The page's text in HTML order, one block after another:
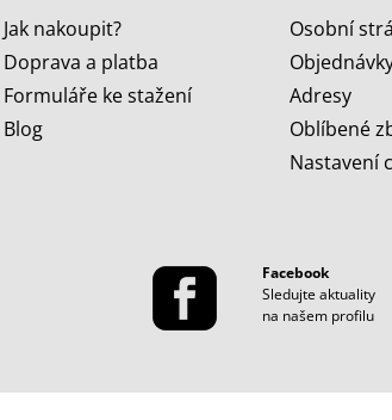
Jak nakoupit?
Doprava a platba
Formuláře ke stažení
Blog
Osobní
Adresy
Oblíbené
Nastavení
Facebook
Sledujte aktuality
na našem profilu